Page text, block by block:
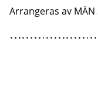
Arrangeras av